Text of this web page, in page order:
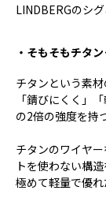
LINDBERGのシ
・そもそもチタ
チタンという素
「錆びにくく」
の2倍の強度を持
チタンのワイヤ
トを使わない構造
極めて軽量で優れ